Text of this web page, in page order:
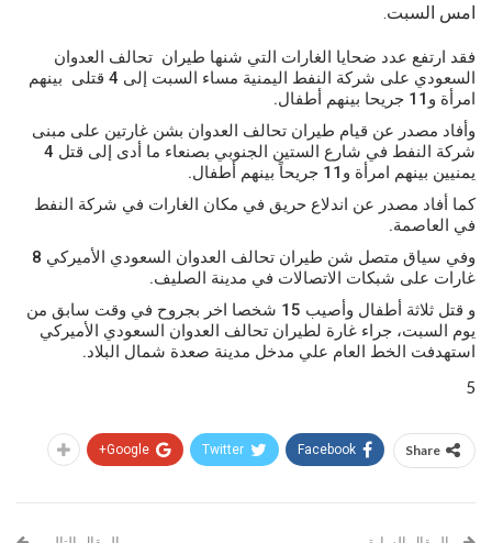
امس السبت.
فقد ارتفع عدد ضحايا الغارات التي شنها طيران تحالف العدوان
السعودي على شركة النفط اليمنية مساء السبت إلى 4 قتلى بينهم
امرأة و11 جريحا بينهم أطفال.
وأفاد مصدر عن قيام طيران تحالف العدوان بشن غارتين على مبنى
شركة النفط في شارع الستين الجنوبي بصنعاء ما أدى إلى قتل 4
يمنيين بينهم امرأة و11 جريحاً بينهم أطفال.
كما أفاد مصدر عن اندلاع حريق في مكان الغارات في شركة النفط
في العاصمة.
وفي سياق متصل شن طيران تحالف العدوان السعودي الأميركي 8
غارات على شبكات الاتصالات في مدينة الصليف.
و قتل ثلاثة أطفال وأصيب 15 شخصا اخر بجروح في وقت سابق من
يوم السبت، جراء غارة لطيران تحالف العدوان السعودي الأميركي
استهدفت الخط العام علي مدخل مدينة صعدة شمال البلاد.
5
Share
Facebook
Twitter
Google+